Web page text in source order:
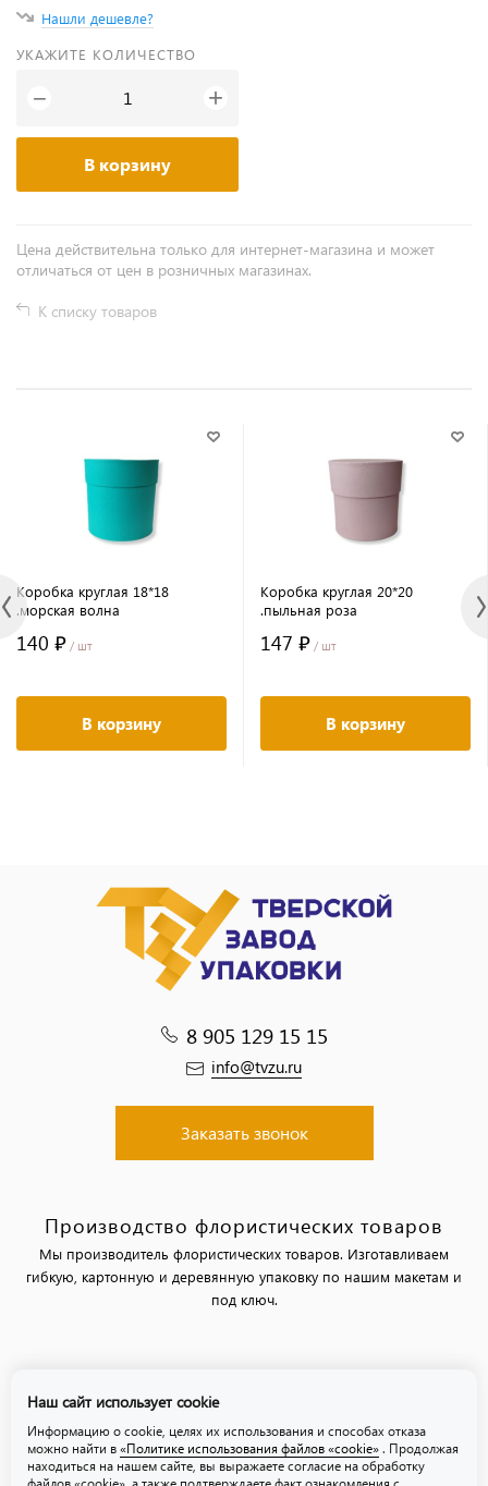
Нашли дешевле?
УКАЖИТЕ КОЛИЧЕСТВО
− +
В корзину
Цена действительна только для интернет-магазина и может
отличаться от цен в розничных магазинах.
К списку товаров
Коробка круглая 18*18
.морская волна
140 ₽ / шт
В корзину
Коробка круглая 20*20
.пыльная роза
147 ₽ / шт
В корзину
8 905 129 15 15
info@tvzu.ru
Заказать звонок
Производство флористических товаров
Мы производитель флористических товаров. Изготавливаем
гибкую, картонную и деревянную упаковку по нашим макетам и
под ключ.
Политика использования файлов «cookie»
Наш сайт использует cookie
Информацию о cookie, целях их использования и способах отказа
можно найти в «Политике использования файлов «cookie» . Продолжая
находиться на нашем сайте, вы выражаете согласие на обработку